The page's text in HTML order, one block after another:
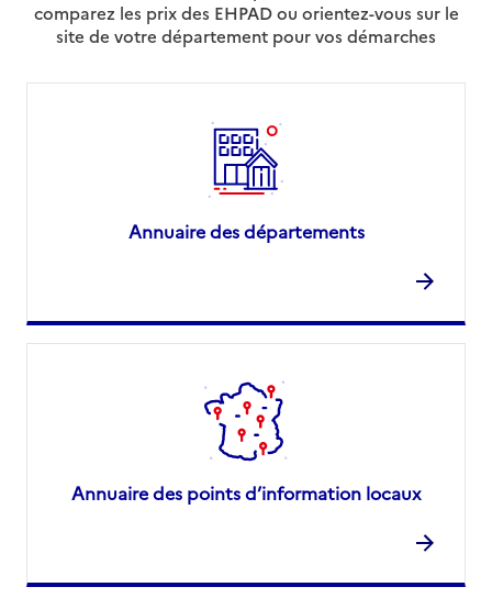
comparez les prix des EHPAD ou orientez-vous sur le
site de votre département pour vos démarches
Annuaire des départements
Annuaire des points d’information locaux